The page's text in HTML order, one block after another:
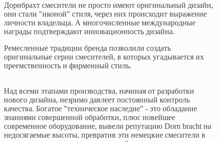
Дорнбрахт смесители не просто имеют оригинальный дизайн,
они стали "иконой" стиля, через них происходит выражение
личности владельца. А многочисленные международные
награды подтверждают инновационность дизайна.
Ремесленные традиции бренда позволили создать
оригинальные серии смесителей, в которых угадывается их
преемственность и фирменный стиль.
Над всеми этапами производства, начиная от разработки
нового дизайна, незримо давлеет постоянный контроль
качества. Богатое "техническое наследие" - это обладание
знаниями совершенной обработки, плюс новейшее
современное оборудование, вывели репутацию Dorn bracht на
недосягаемые высоты, превратив эти немецкие смесители в